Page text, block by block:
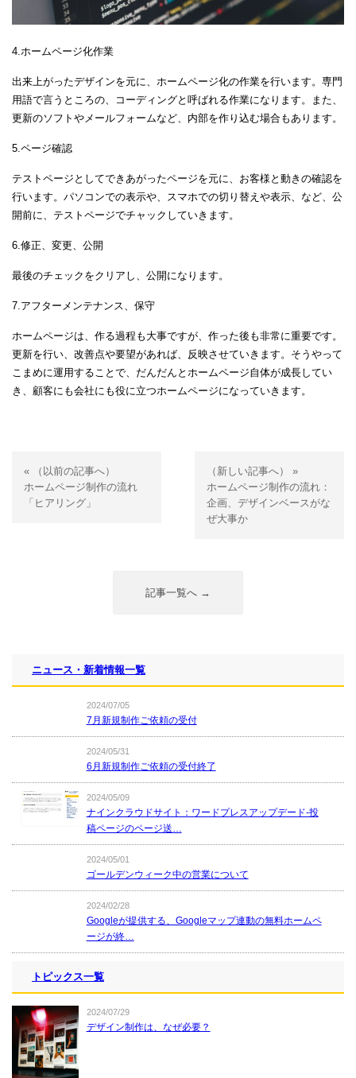
4.ホームページ化作業
出来上がったデザインを元に、ホームページ化の作業を行います。専門
用語で言うところの、コーディングと呼ばれる作業になります。また、
更新のソフトやメールフォームなど、内部を作り込む場合もあります。
5.ページ確認
テストページとしてできあがったページを元に、お客様と動きの確認を
行います。パソコンでの表示や、スマホでの切り替えや表示、など、公
開前に、テストページでチャックしていきます。
6.修正、変更、公開
最後のチェックをクリアし、公開になります。
7.アフターメンテナンス、保守
ホームページは、作る過程も大事ですが、作った後も非常に重要です。
更新を行い、改善点や要望があれば、反映させていきます。そうやって
こまめに運用することで、だんだんとホームページ自体が成長してい
き、顧客にも会社にも役に立つホームページになっていきます。
« （以前の記事へ）
ホームページ制作の流れ
「ヒアリング」
（新しい記事へ） »
ホームページ制作の流れ：
企画、デザインベースがな
ぜ大事か
記事一覧へ →
ニュース・新着情報一覧
2024/07/05
7月新規制作ご依頼の受付
2024/05/31
6月新規制作ご依頼の受付終了
2024/05/09
ナインクラウドサイト：ワードプレスアップデード-投
稿ページのページ送…
2024/05/01
ゴールデンウィーク中の営業について
2024/02/28
Googleが提供する、Googleマップ連動の無料ホームペ
ージが終…
トピックス一覧
2024/07/29
デザイン制作は、なぜ必要？